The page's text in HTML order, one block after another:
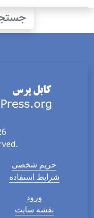
حریم شخصی
شرایط استفاده
ورود
نقشه سایت